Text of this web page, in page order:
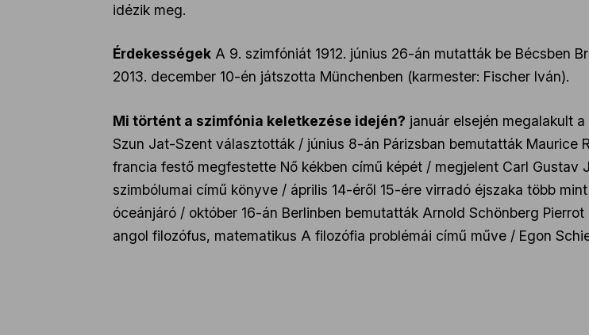
idézik meg.
Érdekességek A 9. szimfóniát 1912. június 26-án mutatták be Bécsben
2013. december 10-én játszotta Münchenben (karmester: Fischer Iván).
Mi történt a szimfónia keletkezése idején? január elsején megalakult
Szun Jat-Szent választották / június 8-án Párizsban bemutatták Maurice
francia festő megfestette Nő kékben című képét / megjelent Carl Gustav
szimbólumai című könyve / április 14-éről 15-ére virradó éjszaka több
óceánjáró / október 16-án Berlinben bemutatták Arnold Schönberg
angol filozófus, matematikus A filozófia problémái című műve / Egon